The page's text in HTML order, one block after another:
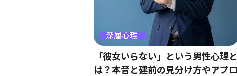
深層心理
「彼女いらない」という男性心理と
は？本音と建前の見分け方やアプロ